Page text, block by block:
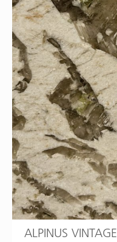
ALPINUS VINTAGE